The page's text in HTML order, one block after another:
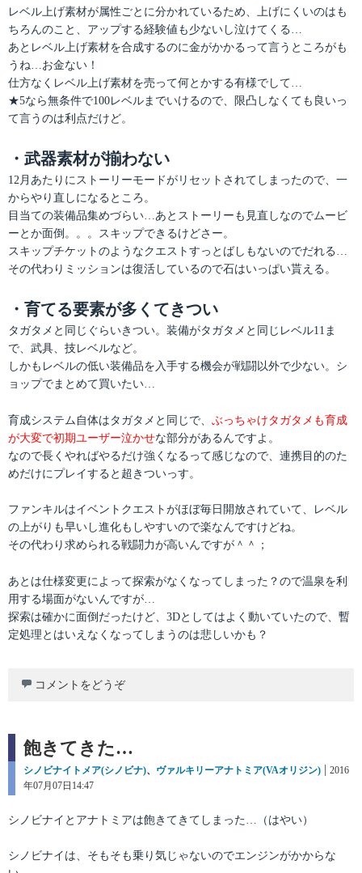
レベル上げ素材が属性ごとに分かれているため、上げにくいのはも
ちろんのこと、アップする経験値も少ないし泣けてくる…
あとレベル上げ素材を合成するのに金がかかるって言うところがも
うね…お金ない！
仕方なくレベル上げ素材を売って何とかする有様でして…
★5なら無条件で100レベルまでいけるので、限凸しなくても良いっ
て言うのは利点だけど。
・武器素材が揃わない
12月あたりにストーリーモードがリセットされてしまったので、一
からやり直しになるところ。
目当ての装備品集めづらい…あとストーリーも見直しなのでムービ
ーとか面倒。。。スキップできるけどさー。
スキップチケットのようなクエストすっとばしもないのでだれる…
その代わりミッションは復活しているので石はいっぱい貰える。
・育てる要素が多くてきつい
タガタメと同じぐらいきつい。装備がタガタメと同じレベル11ま
で、武具、技レベルなど。
しかもレベルの低い装備品を入手する機会が戦闘以外で少ない。シ
ョップでまとめて買いたい…
育成システム自体はタガタメと同じで、 ぶっちゃけタガタメも育成
が大変で初期ユーザー泣かせな部分があるんですよ。
なので長くやればやるだけ強くなるって感じなので、連携目的のた
めだけにプレイすると超きついっす。
ファンキルはイベントクエストがほぼ毎日開放されていて、レベル
の上がりも早いし進化もしやすいので楽なんですけどね。
その代わり求められる戦闘力が高いんですが＾＾；
あとは仕様変更によって探索がなくなってしまった？ので温泉を利
用する場面がないんですが…
探索は確かに面倒だったけど、3Dとしてはよく動いていたので、暫
定処理とはいえなくなってしまうのは悲しいかも？
コメントをどうぞ
飽きてきた…
カ
テ
リ
シノビナイトメア(シノビナ)、 ヴァルキリーアナトミア(VAオリジン)
投
2016
年07月07日14:47
シノビナイとアナトミアは飽きてきてしまった…（はやい）
シノビナイは、そもそも乗り気じゃないのでエンジンがかからな